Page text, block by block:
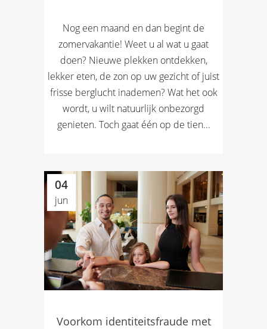
Nog een maand en dan begint de
zomervakantie! Weet u al wat u gaat
doen? Nieuwe plekken ontdekken,
lekker eten, de zon op uw gezicht of juist
frisse berglucht inademen? Wat het ook
wordt, u wilt natuurlijk onbezorgd
genieten. Toch gaat één op de tien...
04
jun
Voorkom identiteitsfraude met